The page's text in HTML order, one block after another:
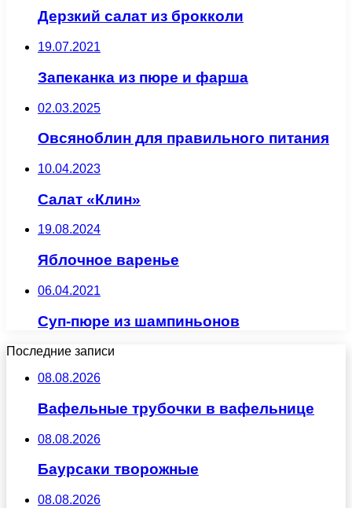
Дерзкий салат из брокколи
19.07.2021
Запеканка из пюре и фарша
02.03.2025
Овсяноблин для правильного питания
10.04.2023
Салат «Клин»
19.08.2024
Яблочное варенье
06.04.2021
Суп-пюре из шампиньонов
Последние записи
08.08.2026
Вафельные трубочки в вафельнице
08.08.2026
Баурсаки творожные
08.08.2026